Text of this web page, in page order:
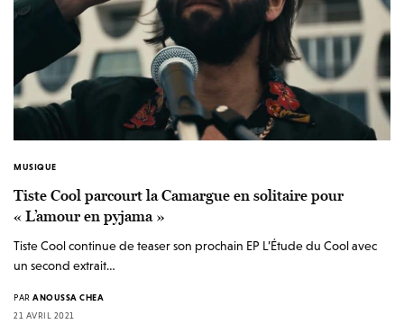
MUSIQUE
Tiste Cool parcourt la Camargue en solitaire pour
« L’amour en pyjama »
Tiste Cool continue de teaser son prochain EP L’Étude du Cool avec
un second extrait…
PAR ANOUSSA CHEA
21 AVRIL 2021